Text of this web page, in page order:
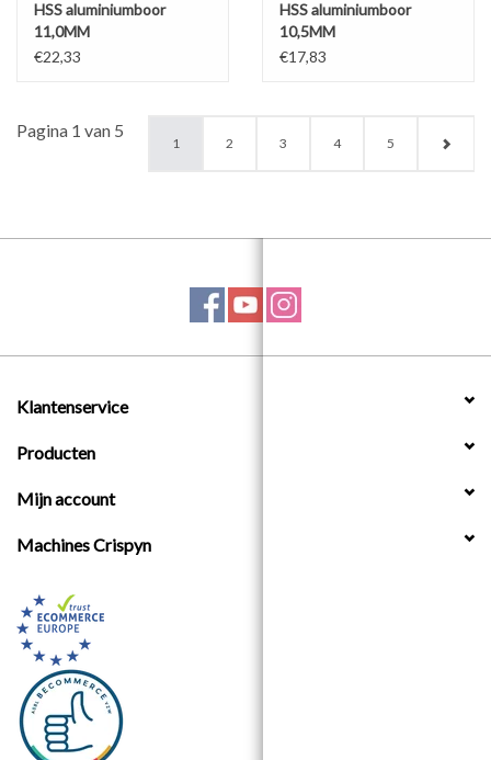
HSS aluminiumboor
11,0MM
€22,33
HSS aluminiumboor
10,5MM
€17,83
Pagina 1 van 5
1 2 3 4 5
Klantenservice
Producten
Mijn account
Machines Crispyn